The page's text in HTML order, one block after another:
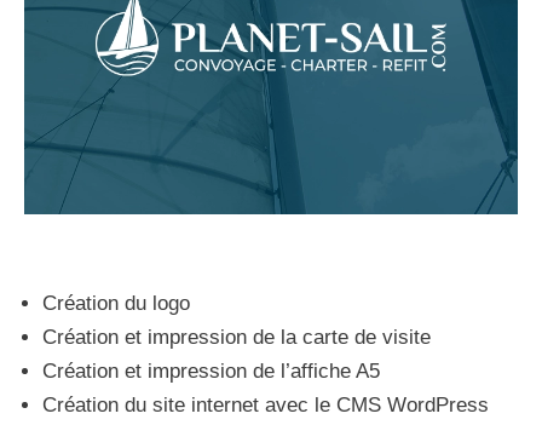
Création du logo
Création et impression de la carte de visite
Création et impression de l’affiche A5
Création du site internet avec le CMS WordPress